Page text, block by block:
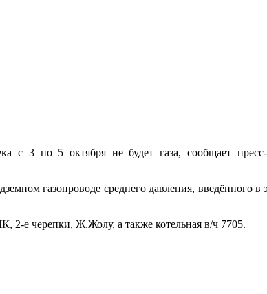
с 3 по 5 октября не будет газа, сообщает
газопроводе среднего давления, введённого
2-е черепки, Ж.Жолу, а также котельная в/ч 7705.